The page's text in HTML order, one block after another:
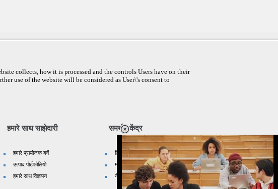
collects, how it is processed and the controls Users have on their
use of the website will be considered as User\'s consent to
हमारे साथ साझेदारी
हमारे प्रायोजक बनें
उत्पाद पोर्टफोलियो
हमारे साथ विज्ञापन
समर्थन केंद्र
लिंक प्रदान करे
मानचित्र सुझाएँ
नेटवर्क साइट